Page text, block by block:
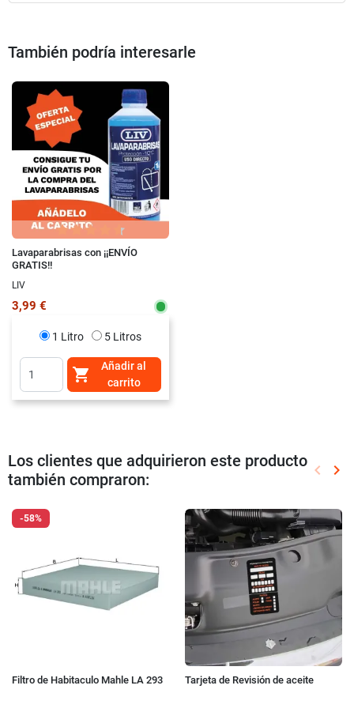
También podría interesarle
Lavaparabrisas con ¡¡ENVÍO
GRATIS!!
LIV
3,99 €
1 Litro 5 Litros

Añadir al
carrito
Los clientes que adquirieron este producto
también compraron:
keyboard_arrow_left keyboard_arrow_right
-58%
Filtro de Habitaculo Mahle LA 293 Tarjeta de Revisión de aceite